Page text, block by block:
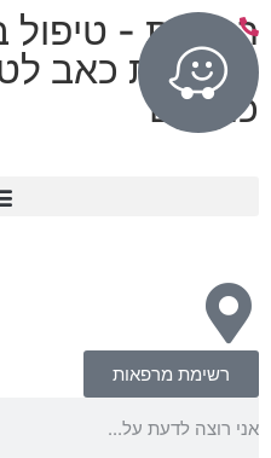
רפואות - טיפול
מרפאות כאב
כרוניים
רשימת מרפאות